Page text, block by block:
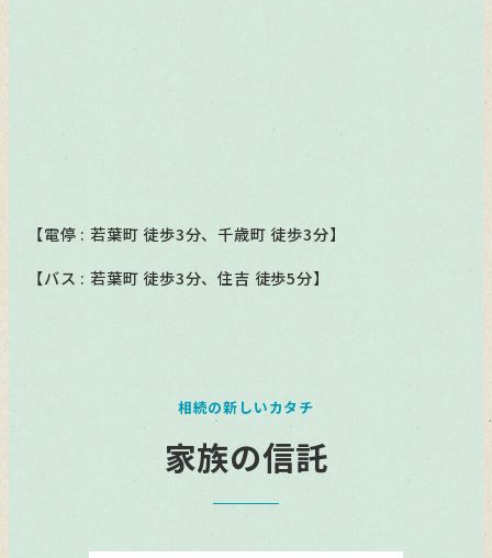
【電停 : 若葉町 徒歩3分、千歳町 徒歩3分】
【バス : 若葉町 徒歩3分、住吉 徒歩5分】
相続の新しいカタチ
家族の信託